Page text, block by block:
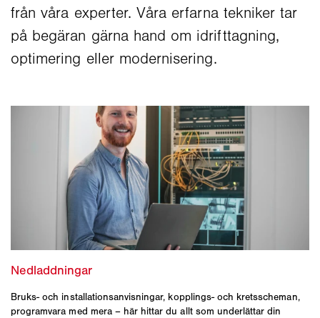
från våra experter. Våra erfarna tekniker tar
på begäran gärna hand om idrifttagning,
optimering eller modernisering.
Bruks- och installationsanvisningar, kopplings- och kretsscheman,
programvara med mera – här hittar du allt som underlättar din